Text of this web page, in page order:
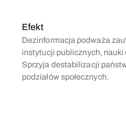
Efekt
Dezinformacja podważa
instytucji publicznych, nauki
Sprzyja destabilizacji
podziałów społecznych.